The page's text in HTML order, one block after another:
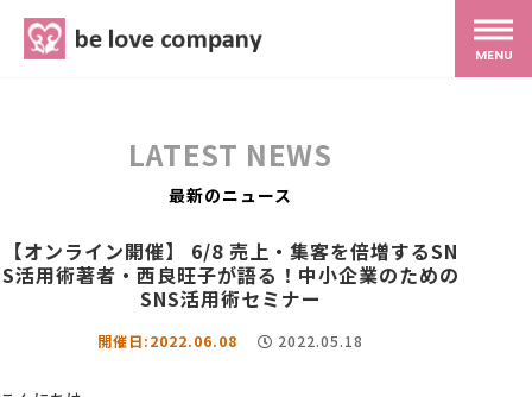
MENU
SNS広報
LATEST NEWS
最新のニュース
【オンライン開催】 6/8 売上・集客を倍増するSN
S活用術著者・西良旺子が語る！中小企業のための
SNS活用術セミナー
開催日:2022.06.08 2022.05.18